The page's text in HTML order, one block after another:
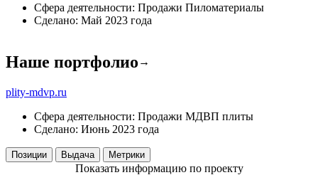
Сфера деятельности: Продажи Пиломатериалы
Сделано: Май 2023 года
Наше портфолио →
plity-mdvp.ru
Сфера деятельности: Продажи МДВП плиты
Сделано: Июнь 2023 года
Позиции Выдача Метрики
Показать информацию по проекту